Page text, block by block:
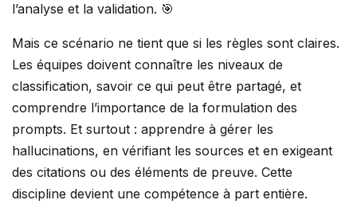
l’analyse et la validation. 🎯
Mais ce scénario ne tient que si les règles sont claires.
Les équipes doivent connaître les niveaux de
classification, savoir ce qui peut être partagé, et
comprendre l’importance de la formulation des
prompts. Et surtout : apprendre à gérer les
hallucinations, en vérifiant les sources et en exigeant
des citations ou des éléments de preuve. Cette
discipline devient une compétence à part entière.